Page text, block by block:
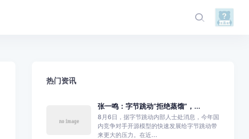
热门资讯
张一鸣：字节跳动“拒绝蒸馏”，...
8月6日，据字节跳动内部人士处消息，今年国
内竞争对手开源模型的快速发展给字节跳动带
来更大的压力。在近...